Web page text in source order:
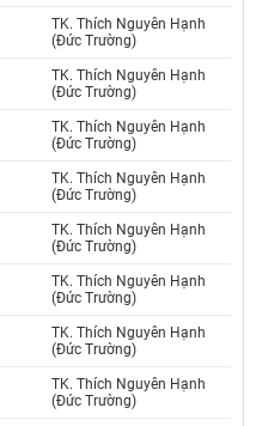
TK. Thích Nguyên Hạnh
(Đức Trường)
TK. Thích Nguyên Hạnh
(Đức Trường)
TK. Thích Nguyên Hạnh
(Đức Trường)
TK. Thích Nguyên Hạnh
(Đức Trường)
TK. Thích Nguyên Hạnh
(Đức Trường)
TK. Thích Nguyên Hạnh
(Đức Trường)
TK. Thích Nguyên Hạnh
(Đức Trường)
TK. Thích Nguyên Hạnh
(Đức Trường)